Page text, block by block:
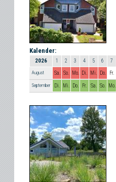
Kalender:
2026 1 2 3 4 5 6 7
August Sa. So. Mo. Di. Mi. Do. Fr.
September Di. Mi. Do. Fr. Sa. So. Mo.